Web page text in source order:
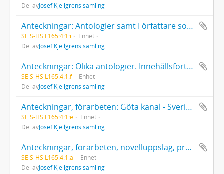
Del avJosef Kjellgrens samling
Anteckningar: Antologier samt Författare som utgivit diktsamlingar under 1937
SE S-HS L165:4:1:i
Enhet
Del avJosef Kjellgrens samling
Anteckningar: Olika antologier. Innehållsförteckning över Josef Kjellgrens böcker. Förslag till ändringar och kompletteringar i Modern svensk skönlitteratur, antologi för ungdom
SE S-HS L165:4:1:f
Enhet
Del avJosef Kjellgrens samling
Anteckningar, förarbeten: Göta kanal - Sveriges blå band
SE S-HS L165:4:1:e
Enhet
Del avJosef Kjellgrens samling
Anteckningar, förarbeten, novelluppslag, pressklipp
SE S-HS L165:4:1:a
Enhet
Del avJosef Kjellgrens samling